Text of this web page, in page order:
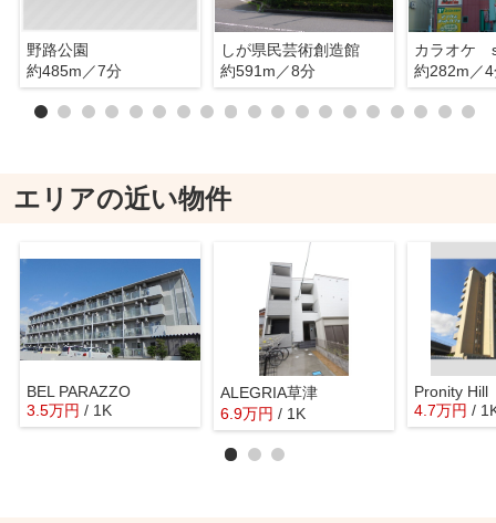
野路公園
約485m／7分
しが県民芸術創造館
約591m／8分
カラオケ
約282m／
エリアの近い物件
BEL PARAZZO
3.5万円 / 1K
ALEGRIA草津
6.9万円 / 1K
Pronity Hill
4.7万円 /